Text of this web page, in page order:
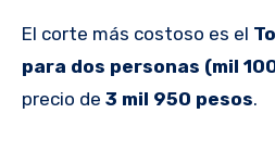
El corte más costoso es el
para dos personas (mil
precio de 3 mil 950 pesos.